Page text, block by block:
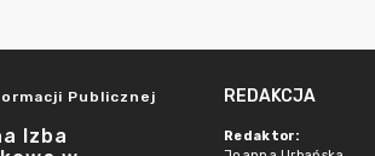
Publicznej
Izba
REDAKCJA
Redaktor: